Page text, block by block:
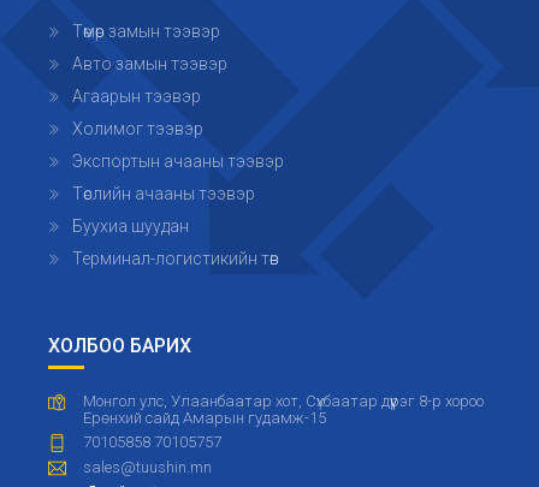
Төмөр замын тээвэр
Авто замын тээвэр
Агаарын тээвэр
Холимог тээвэр
Экспортын ачааны тээвэр
Төслийн ачааны тээвэр
Буухиа шуудан
Терминал-логистикийн төв
ХОЛБОО БАРИХ
Монгол улс, Улаанбаатар хот, Сүхбаатар дүүрэг 8-р хороо
Ерөнхий сайд Амарын гудамж-15
70105858 70105757
sales@tuushin.mn